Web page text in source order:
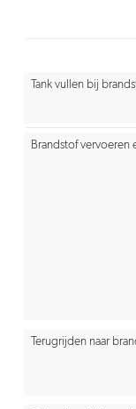
Tank vullen bij
Brandstof vervoeren
Terugrijden naar